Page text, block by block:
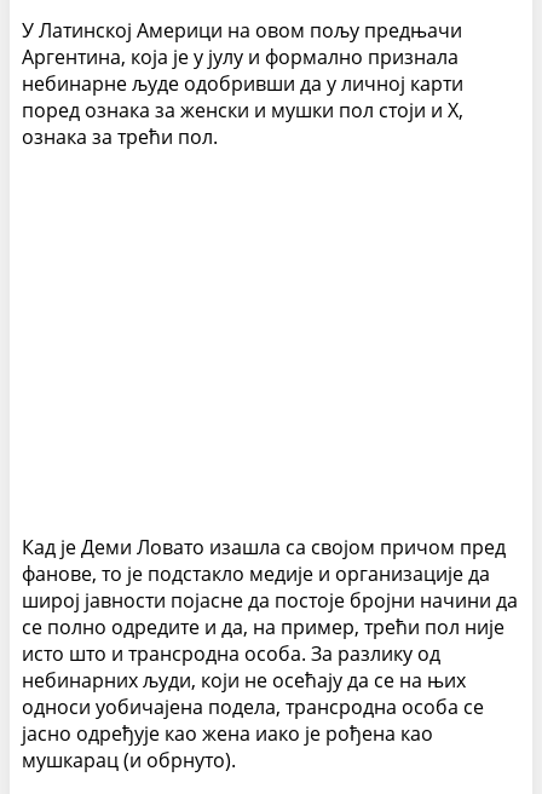
У Латинској Америци на овом пољу предњачи
Аргентина, која је у јулу и формално признала
небинарне људе одобривши да у личној карти
поред ознака за женски и мушки пол стоји и X,
ознака за трећи пол.
Кад је Деми Ловато изашла са својом причом пред
фанове, то је подстакло медије и организације да
широј јавности појасне да постоје бројни начини да
се полно одредите и да, на пример, трећи пол није
исто што и трансродна особа. За разлику од
небинарних људи, који не осећају да се на њих
односи уобичајена подела, трансродна особа се
јасно одређује као жена иако је рођена као
мушкарац (и обрнуто).